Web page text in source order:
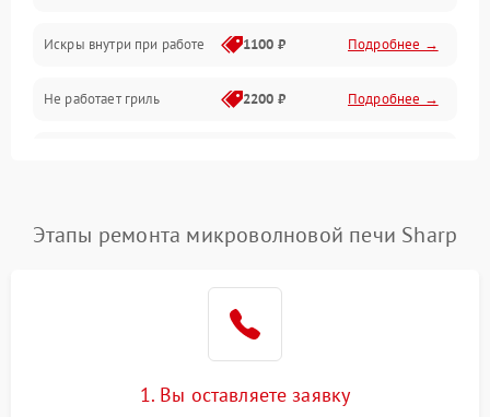
Программное обеспечение
Искры внутри при работе 1100 ₽ Подробнее →
Не работает гриль 2200 ₽ Подробнее →
Подробнее →
2200 ₽
Не работают сенсорные
Этапы ремонта микроволновой печи Sharp
1. Вы оставляете заявку